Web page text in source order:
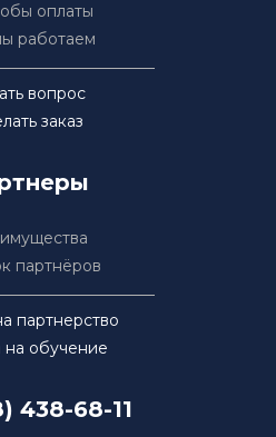
оплаты
работаем
вопрос
заказ
партнёров
партнерство
на обучение
438-68-11